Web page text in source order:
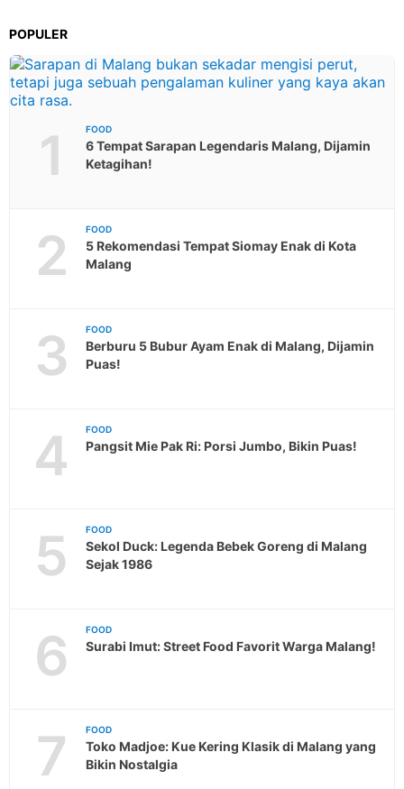
POPULER
1 FOOD
6 Tempat Sarapan Legendaris Malang, Dijamin
Ketagihan!
2 FOOD
5 Rekomendasi Tempat Siomay Enak di Kota
Malang
3 FOOD
Berburu 5 Bubur Ayam Enak di Malang, Dijamin
Puas!
4 FOOD
Pangsit Mie Pak Ri: Porsi Jumbo, Bikin Puas!
5 FOOD
Sekol Duck: Legenda Bebek Goreng di Malang
Sejak 1986
6 FOOD
Surabi Imut: Street Food Favorit Warga Malang!
7 FOOD
Toko Madjoe: Kue Kering Klasik di Malang yang
Bikin Nostalgia